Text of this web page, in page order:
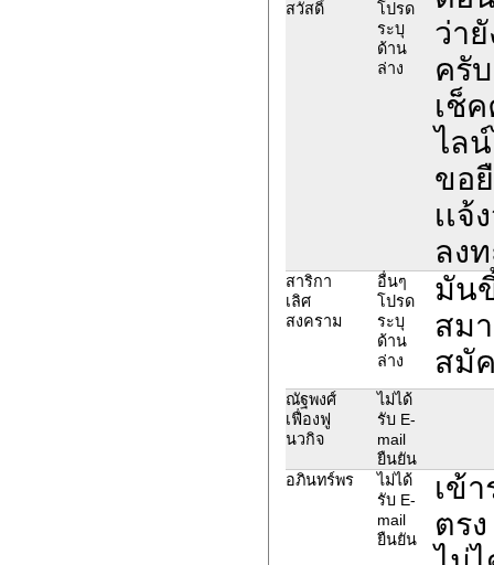
สวัสดิ์
โปรด
ระบุ
ด้าน
ล่าง
ว่า
ครั
เช็
ไล
ขอ
เเ
ลง
สาริกา
เลิศ
สงคราม
อื่นๆ
โปรด
ระบุ
ด้าน
ล่าง
มัน
สม
สมั
ณัฐพงศ์
เฟื่องฟู
นวกิจ
ไม่ได้
รับ E-
mail
ยืนยัน
อภินทร์พร
ไม่ได้
รับ E-
mail
ยืนยัน
เข้
ตร